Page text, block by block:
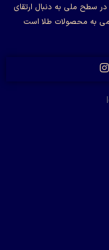
سطح ملی به دنبال ارتقای
به محصولات طلا است